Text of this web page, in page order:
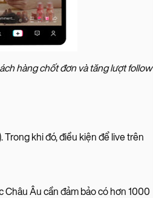
hàng chốt đơn và tăng lượt follow
khi đó, điều kiện để live trên
Châu Âu cần đảm bảo có hơn 1000